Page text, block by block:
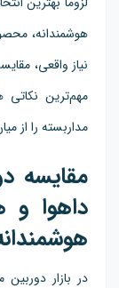
هوشمندانه،
نیاز واقعی،
مهم‌ترین
مداربسته را از
مقایسه
داهوا و